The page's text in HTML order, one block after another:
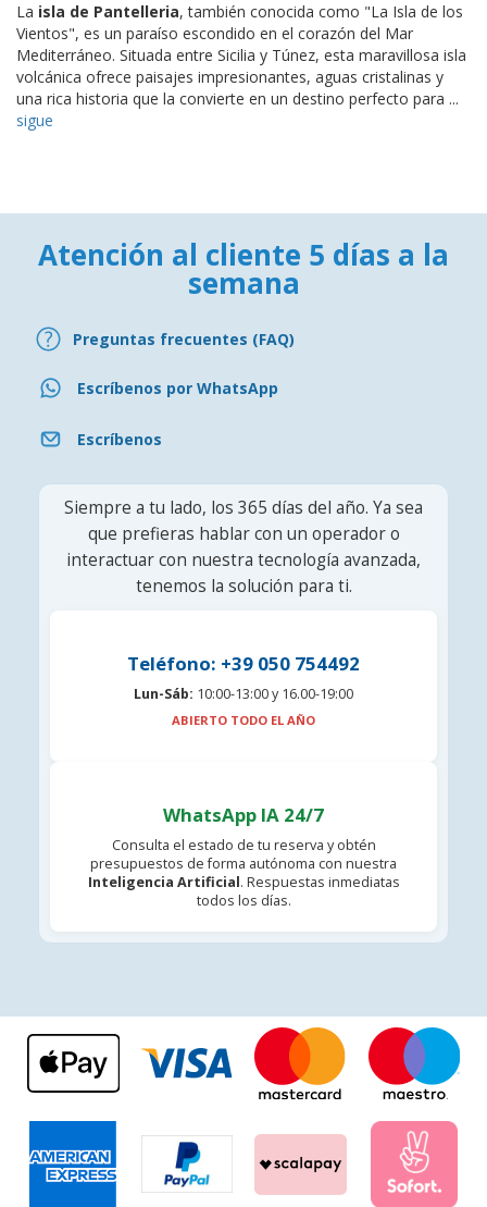
La isla de Pantelleria, también conocida como "La Isla de los
Vientos", es un paraíso escondido en el corazón del Mar
Mediterráneo. Situada entre Sicilia y Túnez, esta maravillosa isla
volcánica ofrece paisajes impresionantes, aguas cristalinas y
una rica historia que la convierte en un destino perfecto para ...
sigue
Atención al cliente 5 días a la
semana
Preguntas frecuentes (FAQ)
Escríbenos por WhatsApp
Escríbenos
Siempre a tu lado, los 365 días del año. Ya sea
que prefieras hablar con un operador o
interactuar con nuestra tecnología avanzada,
tenemos la solución para ti.
Teléfono: +39 050 754492
Lun-Sáb: 10:00-13:00 y 16.00-19:00
ABIERTO TODO EL AÑO
WhatsApp IA 24/7
Consulta el estado de tu reserva y obtén
presupuestos de forma autónoma con nuestra
Inteligencia Artificial. Respuestas inmediatas
todos los días.